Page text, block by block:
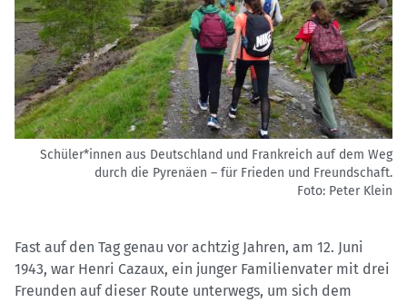
Schüler*innen aus Deutschland und Frankreich auf dem Weg
durch die Pyrenäen – für Frieden und Freundschaft.
Foto: Peter Klein
Fast auf den Tag genau vor achtzig Jahren, am 12. Juni
1943, war Henri Cazaux, ein junger Familienvater mit drei
Freunden auf dieser Route unterwegs, um sich dem